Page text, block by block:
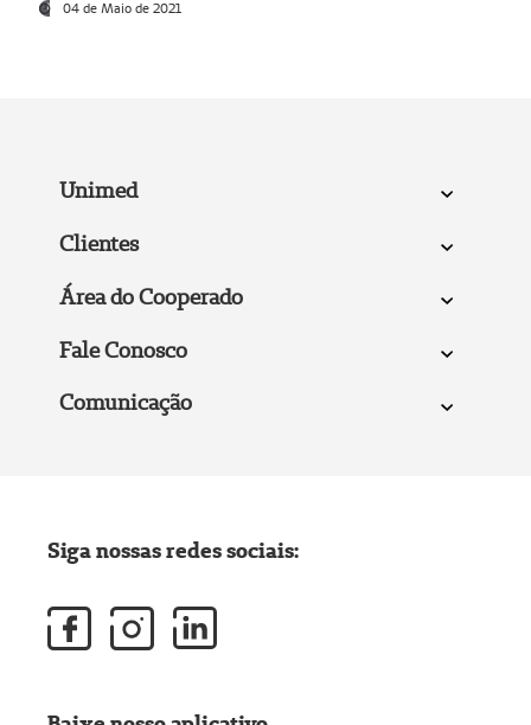
04 de Maio de 2021
Unimed
Clientes
Área do Cooperado
Fale Conosco
Comunicação
Siga nossas redes sociais: